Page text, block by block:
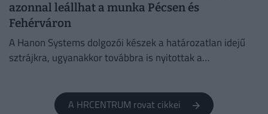
azonnal leállhat a munka Pécsen és
Fehérváron
A Hanon Systems dolgozói készek a határozatlan idejű
sztrájkra, ugyanakkor továbbra is nyitottak a
A HRCENTRUM rovat cikkei